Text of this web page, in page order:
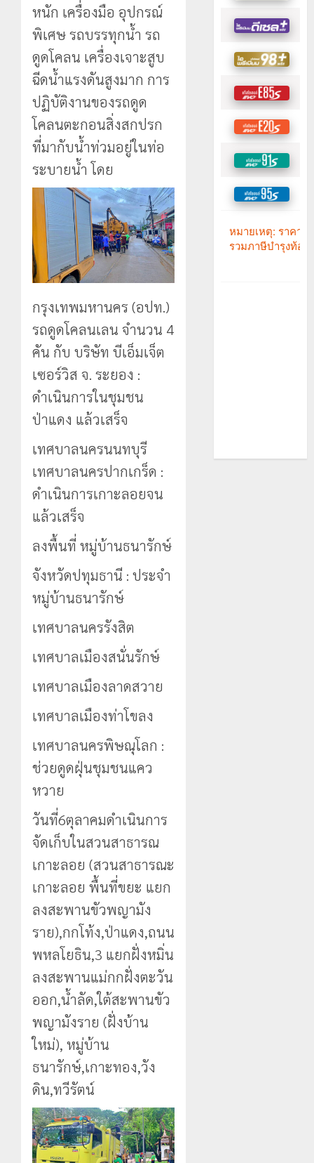
หนัก เครื่องมือ อุปกรณ์
พิเศษ รถบรรทุกน้ำ รถ
ดูดโคลน เครื่องเจาะสูบ
ฉีดน้ำแรงดันสูงมาก การ
ปฏิบัติงานของรถดูด
โคลนตะกอนสิ่งสกปรก
ที่มากับน้ำท่วมอยู่ในท่อ
ระบายน้ำ โดย
กรุงเทพมหานคร (อปท.)
รถดูดโคลนเลน จำนวน 4
คัน กับ บริษัท บีเอ็มเจ็ต
เซอร์วิส จ. ระยอง :
ดำเนินการในชุมชน
ป่าแดง แล้วเสร็จ
เทศบาลนครนนทบุรี
เทศบาลนครปากเกร็ด :
ดำเนินการเกาะลอยจน
แล้วเสร็จ
ลงพื้นที่ หมู่บ้านธนารักษ์
จังหวัดปทุมธานี : ประจำ
หมู่บ้านธนารักษ์
เทศบาลนครรังสิต
เทศบาลเมืองสนั่นรักษ์
เทศบาลเมืองลาดสวาย
เทศบาลเมืองท่าโขลง
เทศบาลนครพิษณุโลก :
ช่วยดูดฝุ่นชุมชนแคว
หวาย
วันที่6ตุลาคมดำเนินการ
จัดเก็บในสวนสาธารณ
เกาะลอย (สวนสาธารณะ
เกาะลอย พื้นที่ขยะ แยก
ลงสะพานขัวพญามัง
ราย),กกโท้ง,ป่าแดง,ถนน
พหลโยธิน,3 แยกฝั่งหมิ่น
ลงสะพานแม่กกฝั่งตะวัน
ออก,น้ำลัด,ใต้สะพานขัว
พญามังราย (ฝั่งบ้าน
ใหม่), หมู่บ้าน
ธนารักษ์,เกาะทอง,วัง
ดิน,ทวีรัตน์